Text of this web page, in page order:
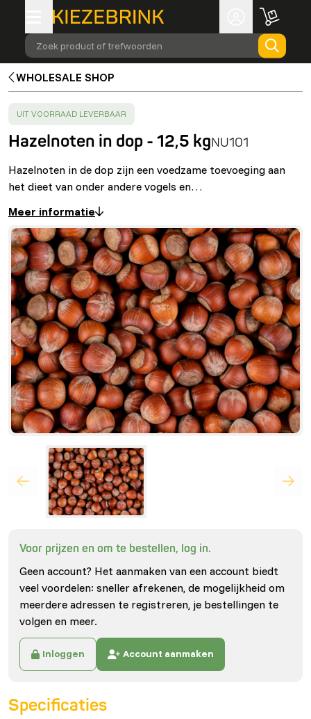
Zoek product of trefwoorden
WHOLESALE SHOP
SUCCESS:
UIT VOORRAAD LEVERBAAR
Hazelnoten in dop - 12,5 kgNU101
Hazelnoten in de dop zijn een voedzame toevoeging aan
het dieet van onder andere vogels en…
Meer informatie
Voor prijzen en om te bestellen, log in.
Geen account? Het aanmaken van een account biedt
veel voordelen: sneller afrekenen, de mogelijkheid om
meerdere adressen te registreren, je bestellingen te
volgen en meer.
Inloggen Account aanmaken
Specificaties